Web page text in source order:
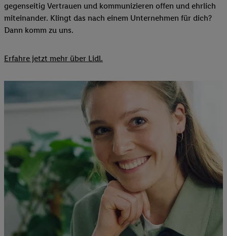
gegenseitig Vertrauen und kommunizieren offen und ehrlich
miteinander. Klingt das nach einem Unternehmen für dich?
Dann komm zu uns.​
Erfahre jetzt mehr über Lidl.